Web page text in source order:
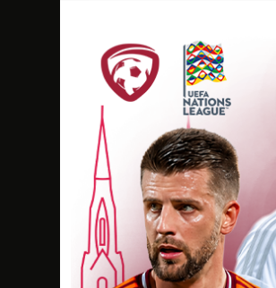
14 JŪN
18:00
2006
PIRMDIENA
19 JŪN
18:00
2006